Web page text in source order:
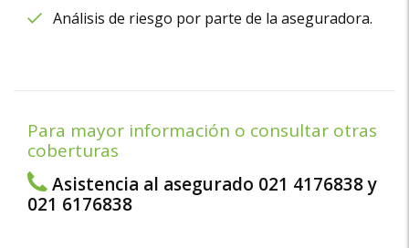
Análisis de riesgo por parte de la aseguradora.
Para mayor información o consultar otras
coberturas
Asistencia al asegurado 021 4176838y
021 6176838